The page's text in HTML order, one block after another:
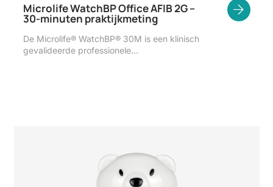
Microlife WatchBP Office AFIB 2G –
30-minuten praktijkmeting
De Microlife® WatchBP® 30M is een klinisch
gevalideerde professionele…